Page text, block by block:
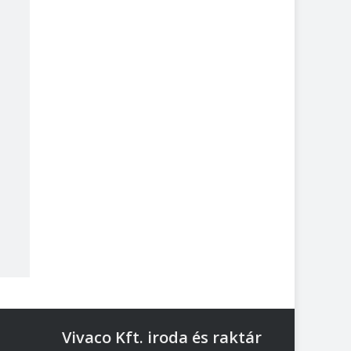
Vivaco Kft. iroda és raktár